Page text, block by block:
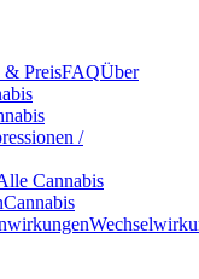
& PreisFAQÜber
/
Cannabis
Cannabis